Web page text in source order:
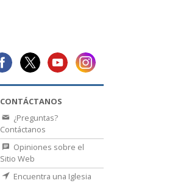
CONTÁCTANOS
¿Preguntas?
Contáctanos
Opiniones sobre el
Sitio Web
Encuentra una Iglesia